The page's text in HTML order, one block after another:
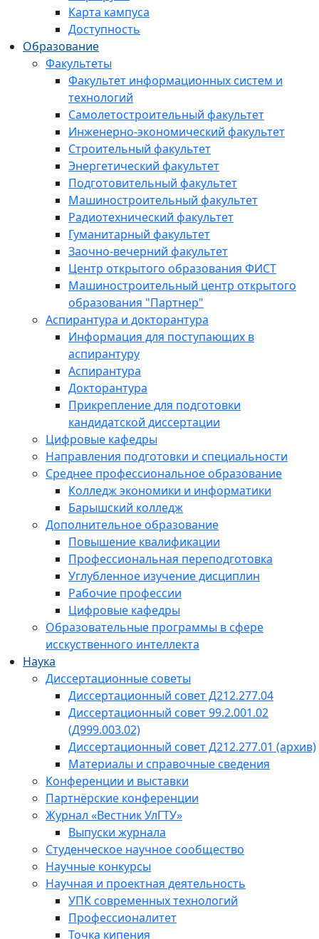
Карта кампуса
Доступность
Образование
Факультеты
Факультет информационных систем и
технологий
Самолетостроительный факультет
Инженерно-экономический факультет
Строительный факультет
Энергетический факультет
Подготовительный факультет
Машиностроительный факультет
Радиотехнический факультет
Гуманитарный факультет
Заочно-вечерний факультет
Центр открытого образования ФИСТ
Машиностроительный центр открытого
образования "Партнер"
Аспирантура и докторантура
Информация для поступающих в
аспирантуру
Аспирантура
Докторантура
Прикрепление для подготовки
кандидатской диссертации
Цифровые кафедры
Направления подготовки и специальности
Среднее профессиональное образование
Колледж экономики и информатики
Барышский колледж
Дополнительное образование
Повышение квалификации
Профессиональная переподготовка
Углубленное изучение дисциплин
Рабочие профессии
Цифровые кафедры
Образовательные программы в сфере
исскуственного интеллекта
Наука
Диссертационные советы
Диссертационный совет Д212.277.04
Диссертационный совет 99.2.001.02
(Д999.003.02)
Диссертационный совет Д212.277.01 (архив)
Материалы и справочные сведения
Конференции и выставки
Партнёрские конференции
Журнал «Вестник УлГТУ»
Выпуски журнала
Студенческое научное сообщество
Научные конкурсы
Научная и проектная деятельность
УПК современных технологий
Профессионалитет
Точка кипения